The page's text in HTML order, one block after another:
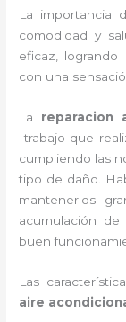
La importancia
comodidad y
eficaz,
con una
La reparacion
trabajo que
cumpliendo las
tipo de daño.
mantenerlos
acumulación
buen
Las
aire